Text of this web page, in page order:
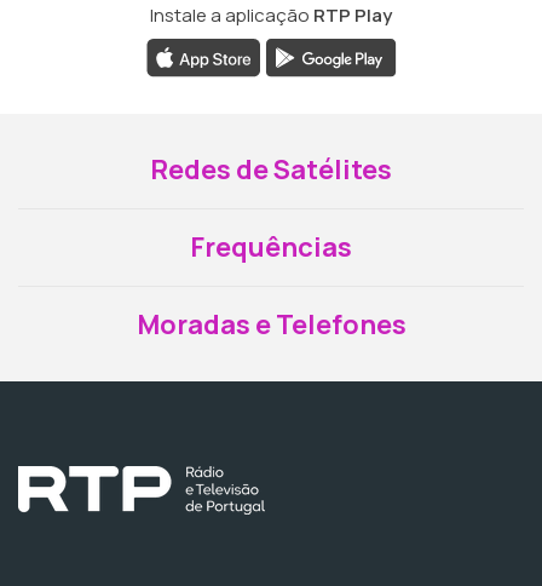
Instale a aplicação RTP Play
Redes de Satélites
Frequências
Moradas e Telefones